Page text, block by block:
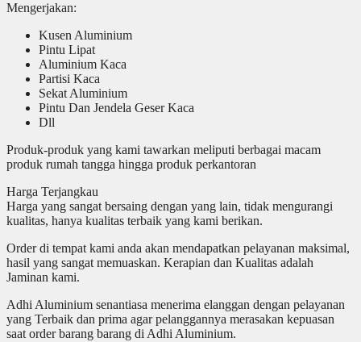
Mengerjakan:
Kusen Aluminium
Pintu Lipat
Aluminium Kaca
Partisi Kaca
Sekat Aluminium
Pintu Dan Jendela Geser Kaca
Dll
Produk-produk yang kami tawarkan meliputi berbagai macam
produk rumah tangga hingga produk perkantoran
Harga Terjangkau
Harga yang sangat bersaing dengan yang lain, tidak mengurangi
kualitas, hanya kualitas terbaik yang kami berikan.
Order di tempat kami anda akan mendapatkan pelayanan maksimal,
hasil yang sangat memuaskan. Kerapian dan Kualitas adalah
Jaminan kami.
Adhi Aluminium senantiasa menerima elanggan dengan pelayanan
yang Terbaik dan prima agar pelanggannya merasakan kepuasan
saat order barang barang di Adhi Aluminium.